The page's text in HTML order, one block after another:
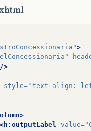
>
/>
style="text-align:
<h:outputLabel value=